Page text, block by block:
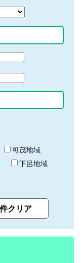
可茂地域
下呂地域